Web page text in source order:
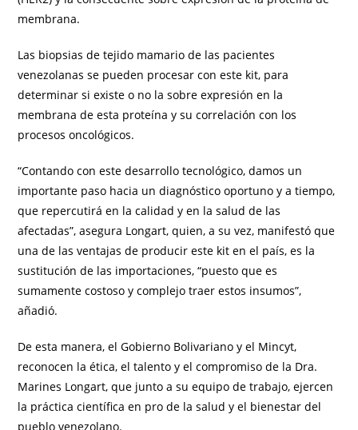
membrana.
Las biopsias de tejido mamario de las pacientes
venezolanas se pueden procesar con este kit, para
determinar si existe o no la sobre expresión en la
membrana de esta proteína y su correlación con los
procesos oncológicos.
“Contando con este desarrollo tecnológico, damos un
importante paso hacia un diagnóstico oportuno y a tiempo,
que repercutirá en la calidad y en la salud de las
afectadas”, asegura Longart, quien, a su vez, manifestó que
una de las ventajas de producir este kit en el país, es la
sustitución de las importaciones, “puesto que es
sumamente costoso y complejo traer estos insumos”,
añadió.
De esta manera, el Gobierno Bolivariano y el Mincyt,
reconocen la ética, el talento y el compromiso de la Dra.
Marines Longart, que junto a su equipo de trabajo, ejercen
la práctica científica en pro de la salud y el bienestar del
pueblo venezolano.